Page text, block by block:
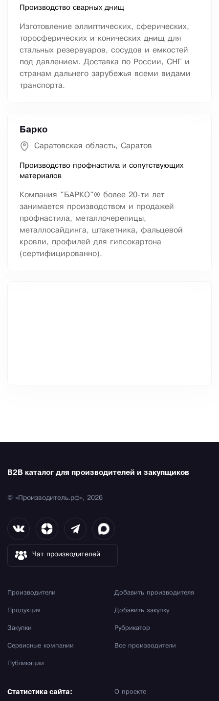
Производство сварных днищ
Изготовление эллиптических, сферических,
торосферических и конических днищ для
стальных резервуаров, сосудов и емкостей
под давлением. Доставка по России, СНГ и
странам дальнего зарубежья всеми видами
транспорта.
Барко
Саратовская область, Саратов
Производство профнастила и сопутствующих
материалов
Компания "БАРКО"® более 20-ти лет
занимается производством и продажей
профнастила, металлочерепицы,
металлосайдинга, штакетника, фальцевой
кровли, профилей для гипсокартона
(сертифицированно).
B2B каталог для производителей и закупщиков
© «Производитель.рф», 2026
Чат производителей
Производители
Продукция
Закупки
Сервисные компании
Публикации
Добавить производителя
Добавить закупку
Рубрикатор
Все производители
О проекте
Статистика сайта: